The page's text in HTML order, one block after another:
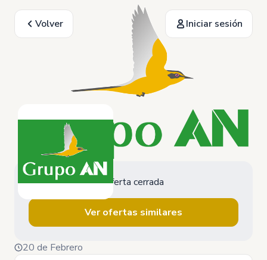
Volver Iniciar sesión
Oferta cerrada
Ver ofertas similares
20 de Febrero